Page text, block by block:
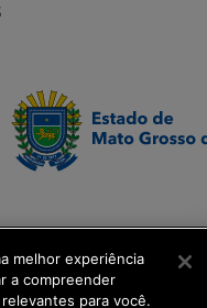
melhor experiência
a compreender
para você.